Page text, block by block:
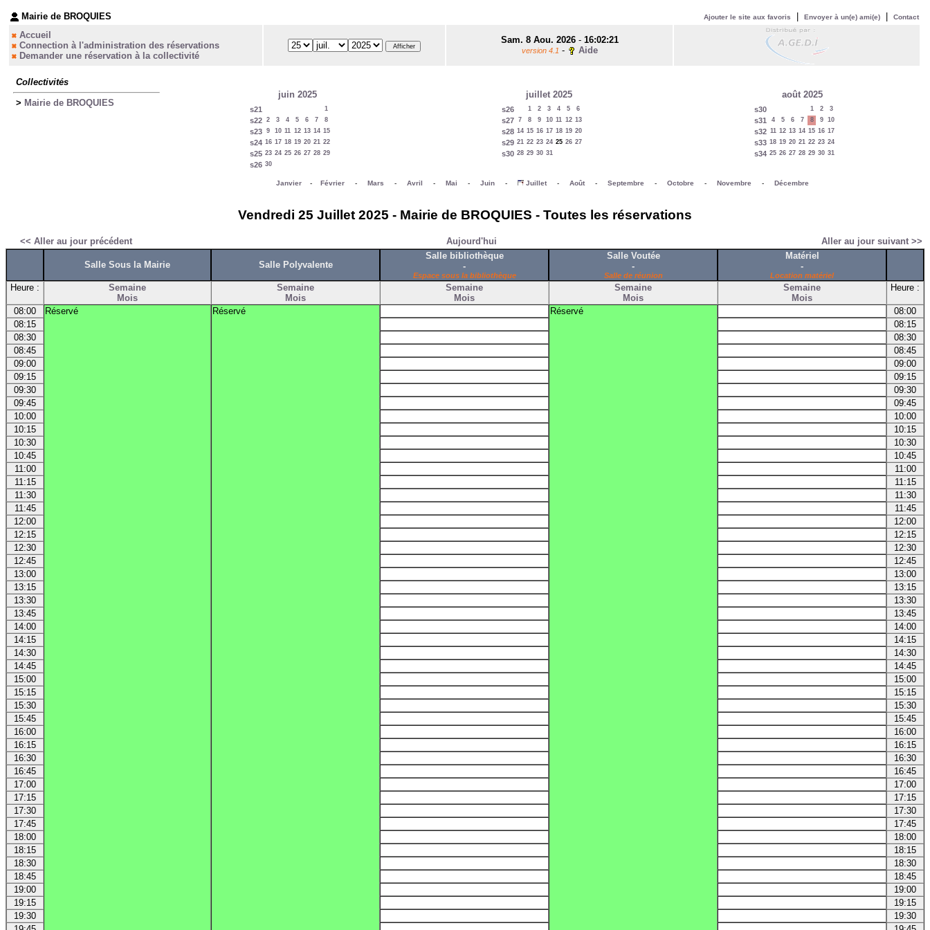
Mairie de BROQUIES Ajouter le site aux favoris Envoyer à un(e) ami(e) Contact
Accueil
Connection à l'administration des réservations
Demander une réservation à la collectivité
Sam. 8 Aou. 2026- 16:02:21
version 4.1 - Aide
Collectivités
> Mairie de BROQUIES
juin 2025
s21 1
s22 2 3 4 5 6 7 8
s23 9 10 11 12 13 14 15
s24 16 17 18 19 20 21 22
s25 23 24 25 26 27 28 29
s26 30
juillet 2025
s26 1 2 3 4 5 6
s27 7 8 9 10 11 12 13
s28 14 15 16 17 18 19 20
s29 21 22 23 24 25 26 27
s30 28 29 30 31
août 2025
s30 1 2 3
s31 4 5 6 7 8 9 10
s32 11 12 13 14 15 16 17
s33 18 19 20 21 22 23 24
s34 25 26 27 28 29 30 31
Janvier - Février - Mars - Avril - Mai - Juin - Juillet - Août - Septembre - Octobre - Novembre - Décembre
Vendredi 25 Juillet 2025 - Mairie de BROQUIES - Toutes les réservations
<< Aller au jour précédent Aujourd'hui Aller au jour suivant >>
Salle Sous la Mairie Salle Polyvalente
Salle bibliothèque
-
Espace sous la bibliothèque
Salle Voutée
-
Salle de réunion
Matériel
-
Location matériel
Heure :
Semaine
Mois
Semaine
Mois
Semaine
Mois
Semaine
Mois
Semaine
Mois
Heure :
08:00 Réservé Réservé Réservé
08:00
08:15
08:15
08:30
08:30
08:45
08:45
09:00
09:00
09:15
09:15
09:30
09:30
09:45
09:45
10:00
10:00
10:15
10:15
10:30
10:30
10:45
10:45
11:00
11:00
11:15
11:15
11:30
11:30
11:45
11:45
12:00
12:00
12:15
12:15
12:30
12:30
12:45
12:45
13:00
13:00
13:15
13:15
13:30
13:30
13:45
13:45
14:00
14:00
14:15
14:15
14:30
14:30
14:45
14:45
15:00
15:00
15:15
15:15
15:30
15:30
15:45
15:45
16:00
16:00
16:15
16:15
16:30
16:30
16:45
16:45
17:00
17:00
17:15
17:15
17:30
17:30
17:45
17:45
18:00
18:00
18:15
18:15
18:30
18:30
18:45
18:45
19:00
19:00
19:15
19:15
19:30
19:30